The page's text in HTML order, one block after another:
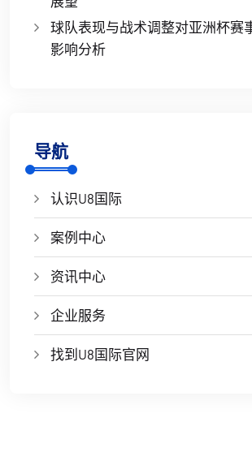
球队表现与战术调整对亚洲杯赛
影响分析
导航
认识U8国际
案例中心
资讯中心
企业服务
找到U8国际官网